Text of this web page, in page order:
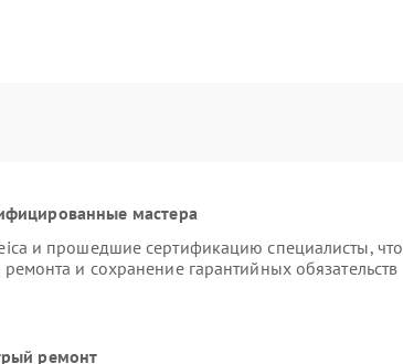
мастера
и прошедшие сертификацию специалисты, что
и сохранение гарантийных обязательств
ремонт